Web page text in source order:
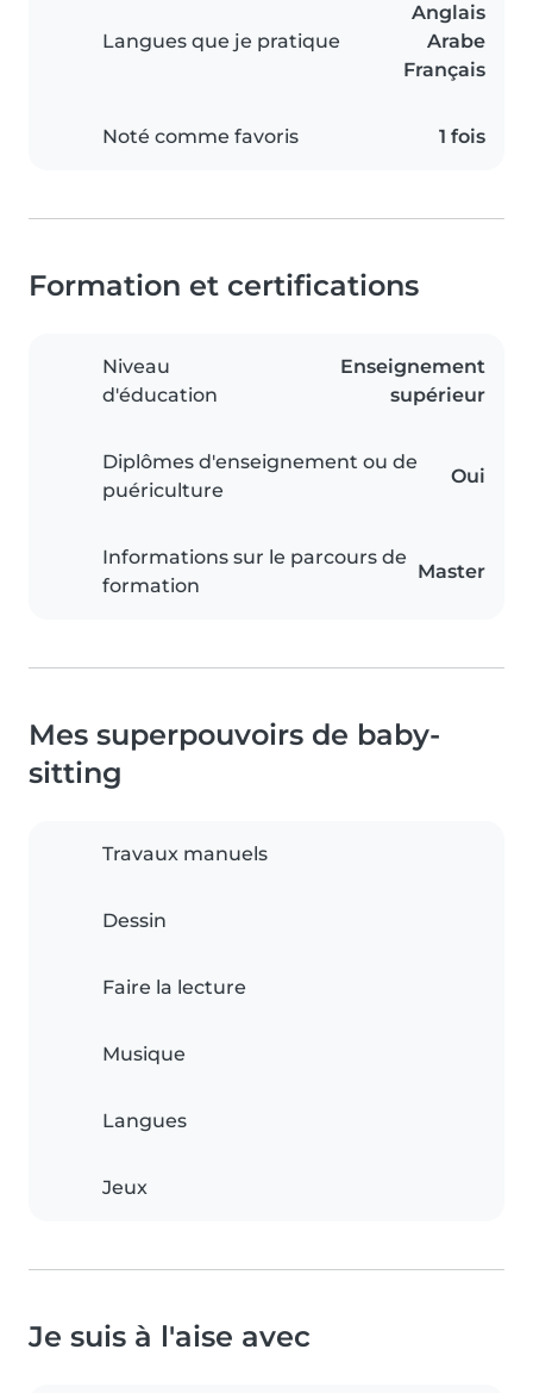
Langues que je pratique
Anglais
Arabe
Français
Noté comme favoris 1 fois
Formation et certifications
Niveau
d'éducation
Enseignement
supérieur
Diplômes d'enseignement ou de
puériculture
Oui
Informations sur le parcours de
formation
Master
Mes superpouvoirs de baby-
sitting
Travaux manuels
Dessin
Faire la lecture
Musique
Langues
Jeux
Je suis à l'aise avec